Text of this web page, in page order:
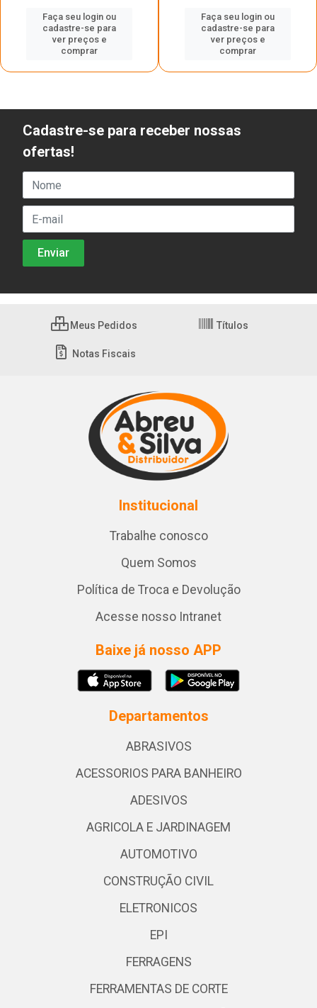
Faça seu login ou
cadastre-se para
ver preços e
comprar
Faça seu login ou
cadastre-se para
ver preços e
comprar
Cadastre-se para receber nossas
ofertas!
Meus Pedidos Títulos
Notas Fiscais
Institucional
Trabalhe conosco
Quem Somos
Política de Troca e Devolução
Acesse nosso Intranet
Baixe já nosso APP
Departamentos
ABRASIVOS
ACESSORIOS PARA BANHEIRO
ADESIVOS
AGRICOLA E JARDINAGEM
AUTOMOTIVO
CONSTRUÇÃO CIVIL
ELETRONICOS
EPI
FERRAGENS
FERRAMENTAS DE CORTE